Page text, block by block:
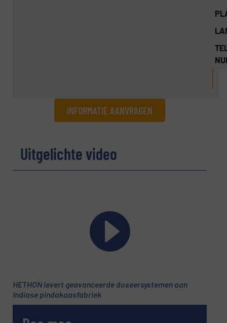
INFORMATIE AANVRAGEN
Naam(Vereist)
Telefoonnummer
Uitgelichte video
HETHON levert geavanceerde doseersystemen aan
Indiase pindakaasfabriek